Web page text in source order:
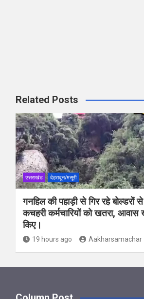
Related Posts
उत्तराखंड देहरादून/मसूरी
गनहिल की पहाड़ी से गिर रहे बोल्डरों से
कचहरी कर्मचारियों को खतरा, आवास
किए।
19 hours ago Aakharsamachar